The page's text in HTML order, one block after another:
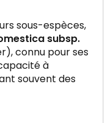
sous-espèces,
subsp.
connu pour ses
à
souvent des